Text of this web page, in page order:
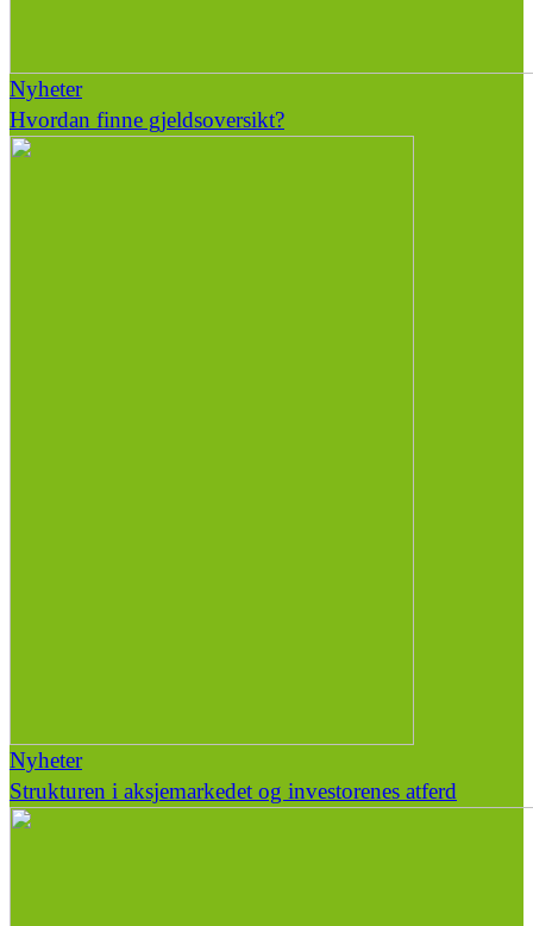
Nyheter
Hvordan finne gjeldsoversikt?
Nyheter
Strukturen i aksjemarkedet og investorenes atferd